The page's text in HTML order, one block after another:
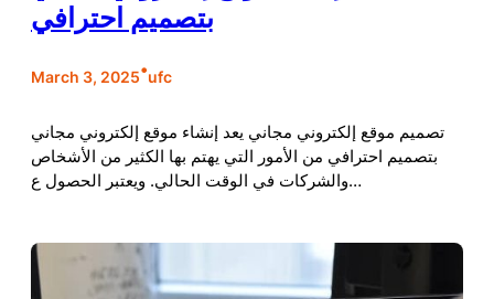
بتصميم احترافي
March 3, 2025•ufc
تصميم موقع إلكتروني مجاني يعد إنشاء موقع إلكتروني مجاني
بتصميم احترافي من الأمور التي يهتم بها الكثير من الأشخاص
والشركات في الوقت الحالي. ويعتبر الحصول ع…